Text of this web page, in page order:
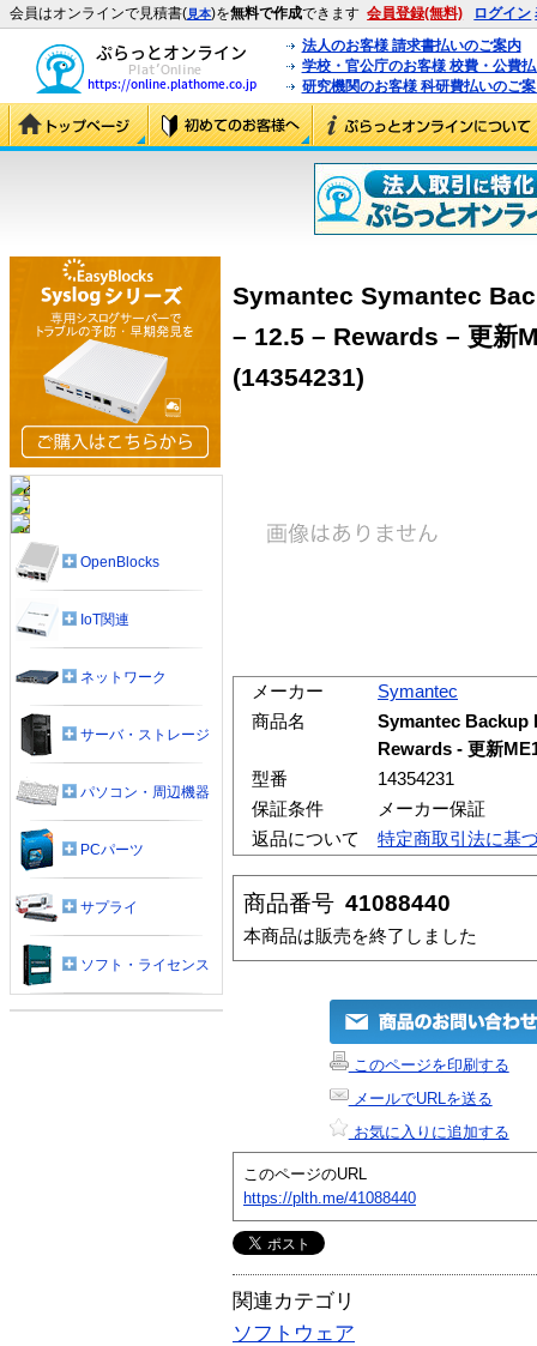
会員はオンラインで見積書(見本)を無料で作成できます 会員登録(無料) ログイン
法人のお客様 請求書払いのご案内
学校・官公庁のお客様 校費・公費
研究機関のお客様 科研費払いのご
Symantec Symantec
– 12.5 – Rewards – 更新
(14354231)
メーカー
Symantec
商品名
Symantec Backup
Rewards - 更新
型番
14354231
保証条件
メーカー保証
返品について
特定商取引法に基
商品番号 41088440
本商品は販売を終了しました
このページを印刷する
メールでURLを送る
お気に入りに追加する
このページのURL
https://plth.me/41088440
関連カテゴリ
ソフトウェア
OpenBlocks
IoT関連
ネットワーク
サーバ・ストレージ
パソコン・周辺機器
PCパーツ
サプライ
ソフト・ライセンス